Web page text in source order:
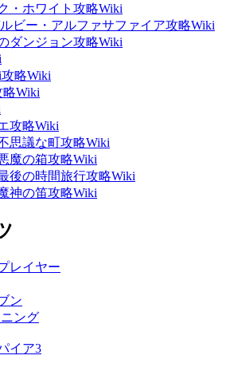
・ホワイト攻略Wiki
ビー・アルファサファイア攻略Wiki
ダンジョン攻略Wiki
略Wiki
略Wiki
攻略Wiki
思議な町攻略Wiki
魔の箱攻略Wiki
後の時間旅行攻略Wiki
神の笛攻略Wiki
レイヤー
ン
ング
イア3